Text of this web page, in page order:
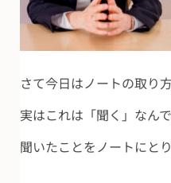
さて今日はノートの取り
実はこれは「聞く」なん
聞いたことをノートにと